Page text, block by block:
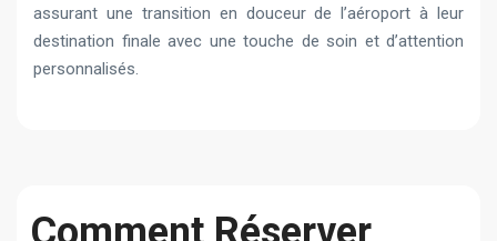
assurant une transition en douceur de l’aéroport à leur
destination finale avec une touche de soin et d’attention
personnalisés.